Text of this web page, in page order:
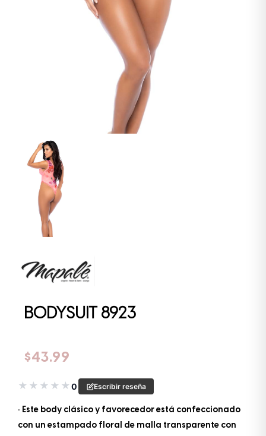
BODYSUIT 8923
$43.99
★ ★ ★ ★ ★0 Escribir reseña
• Este body clásico y favorecedor está confeccionado
con un estampado floral de malla transparente con